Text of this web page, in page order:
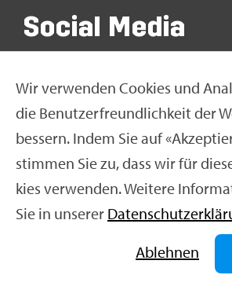
Wir ver­wen­den Coo­kies und
die Be­nut­zer­freund­lich­keit der
bes­sern. Indem Sie auf
stim­men Sie zu, dass wir für
kies ver­wen­den. Wei­te­re
Sie in un­se­rer
Ab­leh­nen
So­ci­al Media
Im­pres­sum
Nut­zungs­be­din­gun­gen